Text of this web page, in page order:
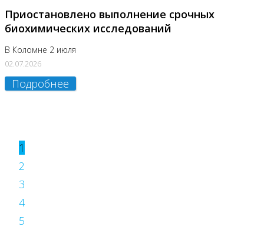
Приостановлено выполнение срочных
биохимических исследований
В Коломне 2 июля
02.07.2026
Подробнее
1
2
3
4
5